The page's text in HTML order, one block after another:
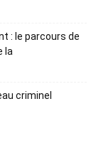
: le parcours de
la
criminel